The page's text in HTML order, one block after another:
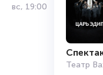
вс, 19:00
Театр